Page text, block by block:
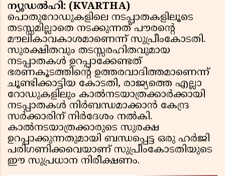
ന്യൂഡൽഹി: (KVARTHA)
പൊതുറോഡുകളിലെ നടപ്പാതകളിലൂടെ
തടസ്സമില്ലാതെ നടക്കുന്നത് പൗരൻ്റെ
മൗലികാവകാശമാണെന്ന് സുപ്രീംകോടതി.
സുരക്ഷിതവും തടസ്സരഹിതവുമായ
നടപ്പാതകൾ ഉറപ്പാക്കേണ്ടത്
ഭരണകൂടത്തിൻ്റെ ഉത്തരവാദിത്തമാണെന്ന്
ചൂണ്ടിക്കാട്ടിയ കോടതി, രാജ്യത്തെ എല്ലാ
റോഡുകളിലും കാൽനടയാത്രക്കാർക്കായി
നടപ്പാതകൾ നിർബന്ധമാക്കാൻ കേന്ദ്ര
സർക്കാരിന് നിർദേശം നൽകി.
കാൽനടയാത്രക്കാരുടെ സുരക്ഷ
ഉറപ്പാക്കുന്നതുമായി ബന്ധപ്പെട്ട ഒരു ഹർജി
പരിഗണിക്കവെയാണ് സുപ്രീംകോടതിയുടെ
ഈ സുപ്രധാന നിരീക്ഷണം.